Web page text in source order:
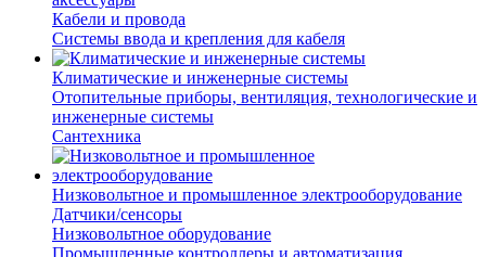
Кабели и провода
Системы ввода и крепления для кабеля
Климатические и инженерные системы
Отопительные приборы, вентиляция, технологические и
инженерные системы
Сантехника
Низковольтное и промышленное электрооборудование
Датчики/сенсоры
Низковольтное оборудование
Промышленные контроллеры и автоматизация